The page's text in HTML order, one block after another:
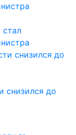
снизился до